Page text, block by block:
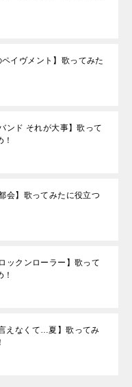
ペイヴメント】歌ってみた
ンド それが大事】歌って
会】歌ってみたに役立つ
ックンローラー】歌って
えなくて…夏】歌ってみ